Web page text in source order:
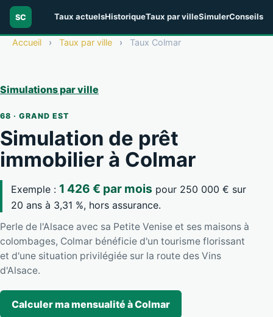
SC Taux actuelsHistoriqueTaux par villeSimulerConseils
Accueil › Taux par ville › Taux Colmar
Simulations par ville
68 · GRAND EST
Simulation de prêt
immobilier à Colmar
Exemple : 1 426 € par mois pour 250 000 € sur
20 ans à 3,31 %, hors assurance.
Perle de l'Alsace avec sa Petite Venise et ses maisons à
colombages, Colmar bénéficie d'un tourisme florissant
et d'une situation privilégiée sur la route des Vins
d'Alsace.
Calculer ma mensualité à Colmar